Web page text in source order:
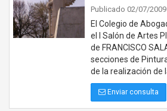
Publicado 02/07/2009
El Colegio de
el I Salón de Artes
de FRANCISCO
secciones de
de la realización de
Enviar consulta